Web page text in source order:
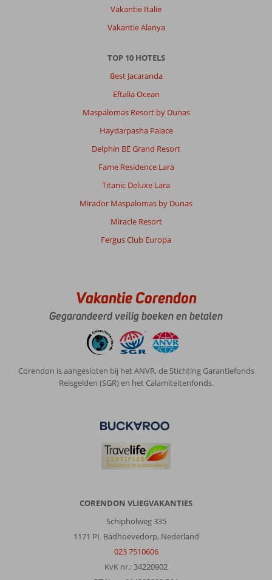
Vakantie Italië
Vakantie Alanya
TOP 10 HOTELS
Best Jacaranda
Eftalia Ocean
Maspalomas Resort by Dunas
Haydarpasha Palace
Delphin BE Grand Resort
Fame Residence Lara
Titanic Deluxe Lara
Mirador Maspalomas by Dunas
Miracle Resort
Fergus Club Europa
Vakantie Corendon
Gegarandeerd veilig boeken en betalen
Corendon is aangesloten bij het ANVR, de Stichting Garantiefonds
Reisgelden (SGR) en het Calamiteitenfonds.
CORENDON VLIEGVAKANTIES
Schipholweg 335
1171 PL Badhoevedorp, Nederland
023 7510606
KvK nr.: 34220902